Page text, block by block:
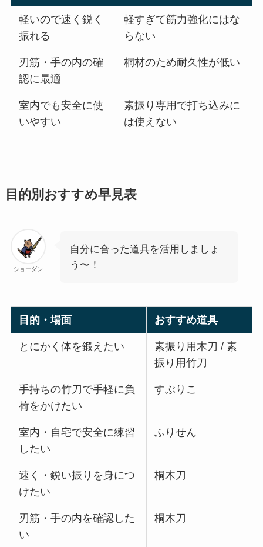
軽いので速く鋭く
振れる
軽すぎて筋力強化にはな
らない
刃筋・手の内の確
認に最適
桐材のため耐久性が低い
室内でも安全に使
いやすい
素振り専用で打ち込みに
は使えない
目的別おすすめ早見表
ショーダン
自分に合った道具を活用しましょ
う〜！
目的・場面 おすすめ道具
とにかく体を鍛えたい
素振り用木刀 / 素
振り用竹刀
手持ちの竹刀で手軽に負
荷をかけたい
すぶりこ
室内・自宅で安全に練習
したい
ふりせん
速く・鋭い振りを身につ
けたい
桐木刀
刃筋・手の内を確認した
い
桐木刀